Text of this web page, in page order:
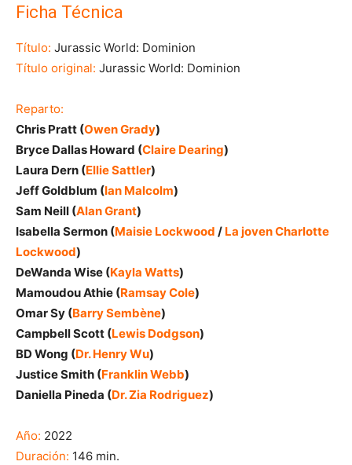
Ficha Técnica
Título: Jurassic World: Dominion
Título original: Jurassic World: Dominion
Reparto:
Chris Pratt (Owen Grady)
Bryce Dallas Howard (Claire Dearing)
Laura Dern (Ellie Sattler)
Jeff Goldblum (Ian Malcolm)
Sam Neill (Alan Grant)
Isabella Sermon (Maisie Lockwood / La joven Charlotte
Lockwood)
DeWanda Wise (Kayla Watts)
Mamoudou Athie (Ramsay Cole)
Omar Sy (Barry Sembène)
Campbell Scott (Lewis Dodgson)
BD Wong (Dr. Henry Wu)
Justice Smith (Franklin Webb)
Daniella Pineda (Dr. Zia Rodriguez)
Año: 2022
Duración: 146 min.